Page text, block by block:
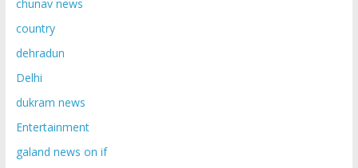
chunav news
country
dehradun
Delhi
dukram news
Entertainment
galand news on if